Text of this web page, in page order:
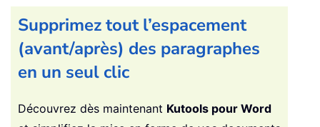
Supprimez tout l’espacement
(avant/après) des paragraphes
en un seul clic
Découvrez dès maintenant Kutools pour Word